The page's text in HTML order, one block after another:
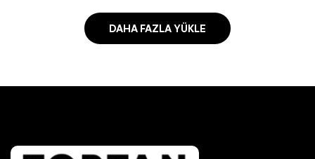
DAHA FAZLA YÜKLE